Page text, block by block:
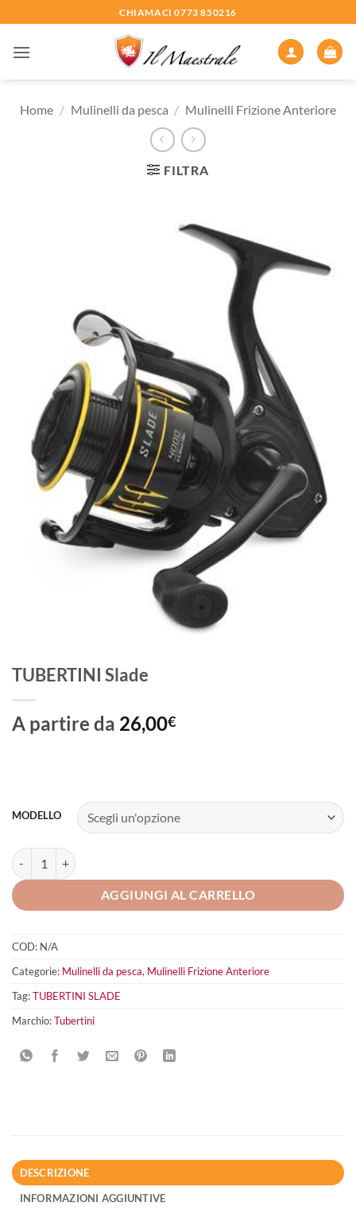
ai
contenuti
CHIAMACI 0773 850216
Home / Mulinelli da pesca / Mulinelli Frizione Anteriore
FILTRA
TUBERTINI Slade
A partire da 26,00€
MODELLO
TUBERTINI Slade quantità
AGGIUNGI AL CARRELLO
COD: N/A
Categorie: Mulinelli da pesca, Mulinelli Frizione Anteriore
Tag:TUBERTINI SLADE
Marchio:Tubertini
DESCRIZIONE
INFORMAZIONI AGGIUNTIVE